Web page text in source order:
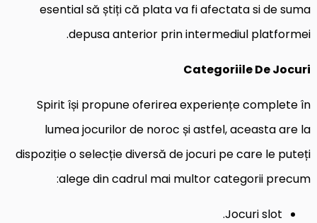
esential să știți că plata va fi afectata si de suma
depusa anterior prin intermediul platformei.
Categoriile De Jocuri
Spirit își propune oferirea experiențe complete în
lumea jocurilor de noroc și astfel, aceasta are la
dispoziție o selecție diversă de jocuri pe care le puteți
alege din cadrul mai multor categorii precum:
Jocuri slot.